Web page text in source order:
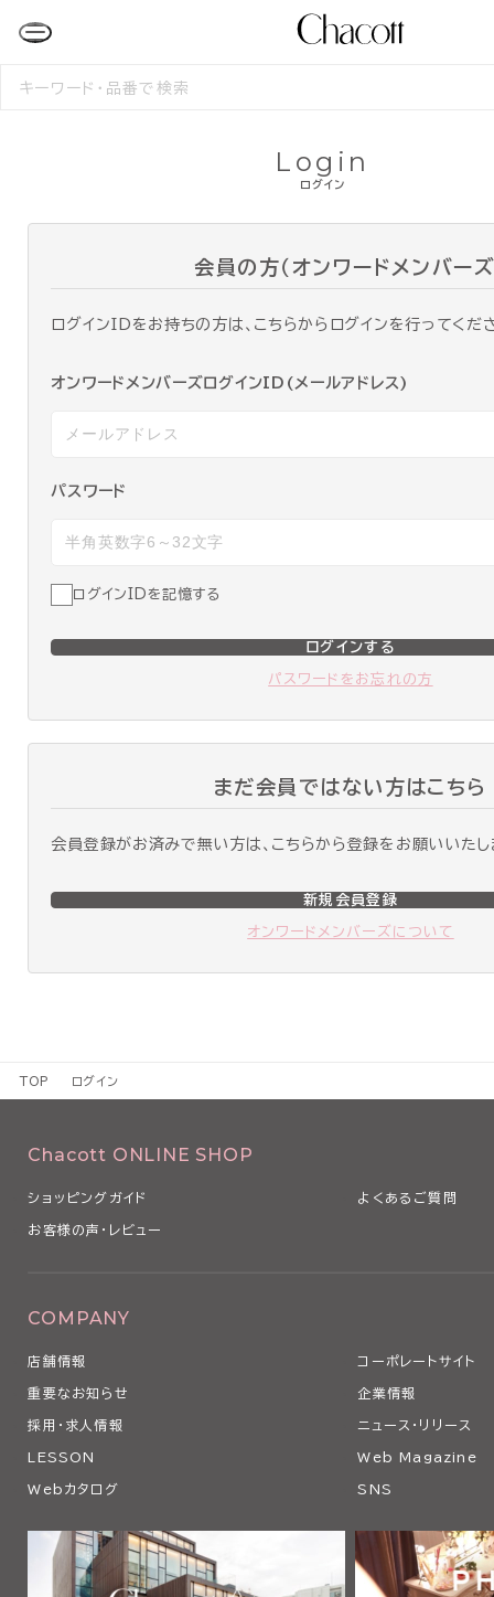
検
ログイン
Login
会員の方（オンワードメンバーズ
ログインIDをお持ちの方は、こちらからログインを行ってくだ
オンワードメンバーズログインID(メールアドレス)
パスワード
ログインIDを記憶する
ログインする
パスワードをお忘れの方
まだ会員ではない方はこちら
会員登録がお済みで無い方は、こちらから登録をお願いいたし
新規会員登録
オンワードメンバーズについて
TOP ログイン
Chacott ONLINE SHOP
ショッピングガイド よくあるご質問
お客様の声・レビュー
COMPANY
店舗情報 コーポレートサイト
重要なお知らせ 企業情報
採用・求人情報 ニュース・リリース
LESSON Web Magazine
Webカタログ SNS